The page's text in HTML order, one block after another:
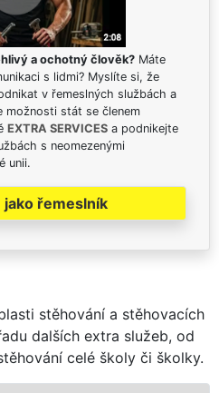
a ochotný člověk? Máte
s lidmi? Myslíte si, že
v řemeslných službách a
možnosti stát se členem
EXTRA SERVICES a podnikejte
s neomezenými
unii.
jako řemeslník
stěhování a stěhovacích
dalších extra služeb, od
celé školy či školky.